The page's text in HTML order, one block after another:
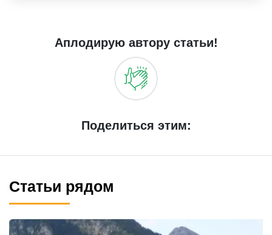
Аплодирую автору статьи!
Поделиться этим:
Статьи рядом